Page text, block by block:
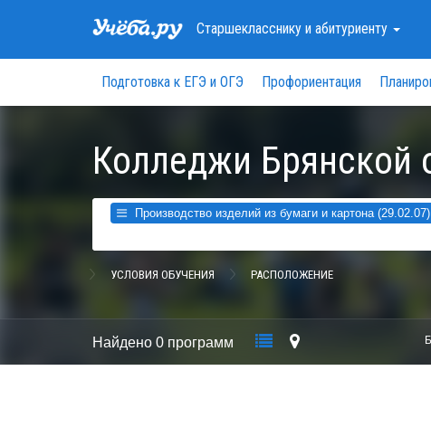
Старшеклассникуи абитуриенту
Подготовка к ЕГЭ и ОГЭ Профориентация
Колледжи Брянской
Производство изделий из бумаги и картона (29.02.07)
УСЛОВИЯ ОБУЧЕНИЯ РАСПОЛОЖЕНИЕ
Найдено 0 программ